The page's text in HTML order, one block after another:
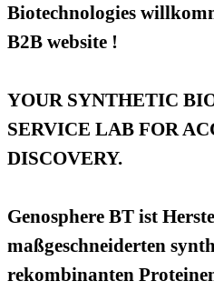
Biotechnologies
B2B website !
YOUR SYNTHETIC
SERVICE LAB FOR
DISCOVERY.
Genosphere BT ist
maßgeschneiderten
rekombinanten